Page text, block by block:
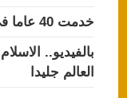
خدمت 40 عاما في الكنيسة والان اعترف بهذا السر!
بالفيديو..
العالم جليدا